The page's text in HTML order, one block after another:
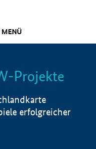
MENÜ
Info
Projekte
erfolgreicher